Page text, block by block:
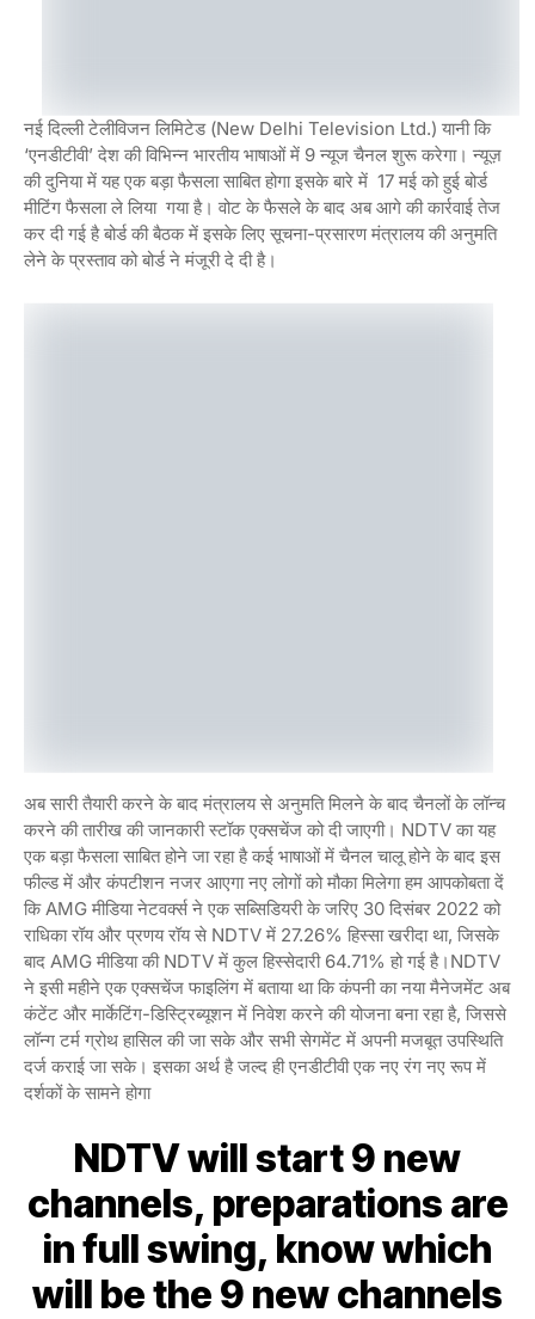
नई दिल्ली टेलीविजन लिमिटेड (New Delhi Television Ltd.) यानी कि
‘एनडीटीवी’ देश की विभिन्न भारतीय भाषाओं में 9 न्यूज चैनल शुरू करेगा। न्यूज़
की दुनिया में यह एक बड़ा फैसला साबित होगा इसके बारे में 17 मई को हुई बोर्ड
मीटिंग फैसला ले लिया गया है। वोट के फैसले के बाद अब आगे की कार्रवाई तेज
कर दी गई है बोर्ड की बैठक में इसके लिए सूचना-प्रसारण मंत्रालय की अनुमति
लेने के प्रस्ताव को बोर्ड ने मंजूरी दे दी है।
अब सारी तैयारी करने के बाद मंत्रालय से अनुमति मिलने के बाद चैनलों के लॉन्च
करने की तारीख की जानकारी स्टॉक एक्सचेंज को दी जाएगी। NDTV का यह
एक बड़ा फैसला साबित होने जा रहा है कई भाषाओं में चैनल चालू होने के बाद इस
फील्ड में और कंपटीशन नजर आएगा नए लोगों को मौका मिलेगा हम आपकोबता दें
कि AMG मीडिया नेटवर्क्स ने एक सब्सिडियरी के जरिए 30 दिसंबर 2022 को
राधिका रॉय और प्रणय रॉय से NDTV में 27.26% हिस्सा खरीदा था, जिसके
बाद AMG मीडिया की NDTV में कुल हिस्सेदारी 64.71% हो गई है।NDTV
ने इसी महीने एक एक्सचेंज फाइलिंग में बताया था कि कंपनी का नया मैनेजमेंट अब
कंटेंट और मार्केटिंग-डिस्ट्रिब्यूशन में निवेश करने की योजना बना रहा है, जिससे
लॉन्ग टर्म ग्रोथ हासिल की जा सके और सभी सेगमेंट में अपनी मजबूत उपस्थिति
दर्ज कराई जा सके। इसका अर्थ है जल्द ही एनडीटीवी एक नए रंग नए रूप में
दर्शकों के सामने होगा
NDTV will start 9 new
channels, preparations are
in full swing, know which
will be the 9 new channels